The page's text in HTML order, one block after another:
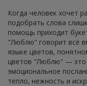
Когда человек хочет
подобрать слова
помощь приходит
"Люблю" говорит всё
языке цветов,
цветов "Люблю" — это
эмоциональное
тепло, нежность и